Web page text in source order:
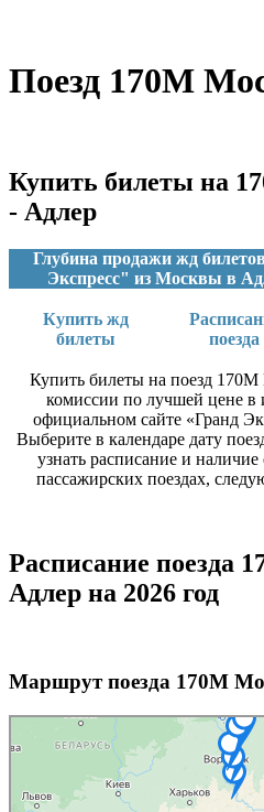
Поезд 170М
Купить билеты на
- Адлер
Глубина продажи жд
Экспресс" из Москвы в
Купить жд
билеты
поезда
Купить билеты на поезд
комиссии по лучшей цене в
официальном сайте «Гранд
Выберите в календаре дату
узнать расписание и
пассажирских поездах,
Расписание поезда
Адлер на 2026 год
Маршрут поезда 170М